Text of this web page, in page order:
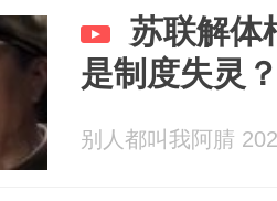
苏联解体
是制度失灵
别人都叫我阿腈